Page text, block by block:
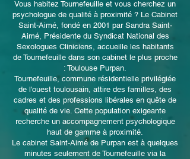
Vous habitez Tournefeuille et vous cherchez un
psychologue de qualité à proximité ? Le Cabinet
Saint-Aimé, fondé en 2001 par Sandra Saint-
Aimé, Présidente du Syndicat National des
Sexologues Cliniciens, accueille les habitants
de Tournefeuille dans son cabinet le plus proche
: Toulouse Purpan.
Tournefeuille, commune résidentielle privilégiée
de l'ouest toulousain, attire des familles, des
cadres et des professions libérales en quête de
qualité de vie. Cette population exigeante
recherche un accompagnement psychologique
haut de gamme à proximité.
Le cabinet Saint-Aimé de Purpan est à quelques
minutes seulement de Tournefeuille via la